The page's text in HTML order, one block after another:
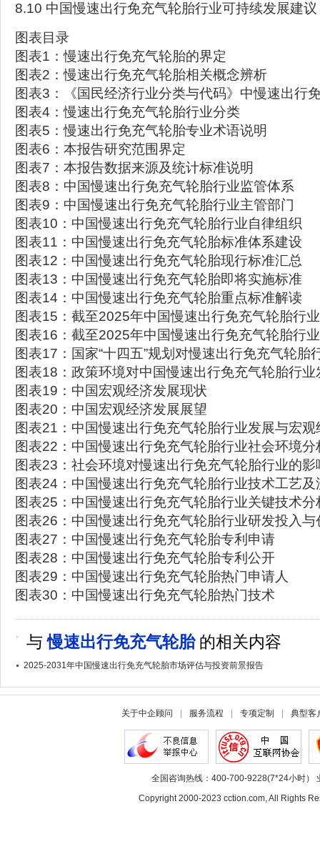
8.10 中国慢速出行免充气轮胎行业可持续发展建议
图表目录
图表1：慢速出行免充气轮胎的界定
图表2：慢速出行免充气轮胎相关概念辨析
图表3：《国民经济行业分类与代码》中慢速出行
图表4：慢速出行免充气轮胎行业分类
图表5：慢速出行免充气轮胎专业术语说明
图表6：本报告研究范围界定
图表7：本报告数据来源及统计标准说明
图表8：中国慢速出行免充气轮胎行业监管体系
图表9：中国慢速出行免充气轮胎行业主管部门
图表10：中国慢速出行免充气轮胎行业自律组织
图表11：中国慢速出行免充气轮胎标准体系建设
图表12：中国慢速出行免充气轮胎现行标准汇总
图表13：中国慢速出行免充气轮胎即将实施标准
图表14：中国慢速出行免充气轮胎重点标准解读
图表15：截至2025年中国慢速出行免充气轮胎行
图表16：截至2025年中国慢速出行免充气轮胎行
图表17：国家“十四五”规划对慢速出行免充气轮胎
图表18：政策环境对中国慢速出行免充气轮胎行
图表19：中国宏观经济发展现状
图表20：中国宏观经济发展展望
图表21：中国慢速出行免充气轮胎行业发展与宏
图表22：中国慢速出行免充气轮胎行业社会环境分
图表23：社会环境对慢速出行免充气轮胎行业的影
图表24：中国慢速出行免充气轮胎行业技术工艺及
图表25：中国慢速出行免充气轮胎行业关键技术分
图表26：中国慢速出行免充气轮胎行业研发投入与
图表27：中国慢速出行免充气轮胎专利申请
图表28：中国慢速出行免充气轮胎专利公开
图表29：中国慢速出行免充气轮胎热门申请人
图表30：中国慢速出行免充气轮胎热门技术
与慢速出行免充气轮胎的相关内容
2025-2031年中国慢速出行免充气轮胎市场评估与投资前景报告
关于中企顾问 服务流程 专项定制 典型客
全国咨询热线：400-700-9228(7*24小时）
Copyright 2000-2023 cction.com, All Rights